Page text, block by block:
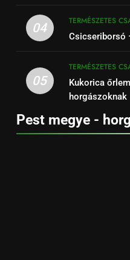
04
TERMÉSZETES
Csicseriborsó
05
TERMÉSZETES
Kukorica
horgászoknak
Pest megye -